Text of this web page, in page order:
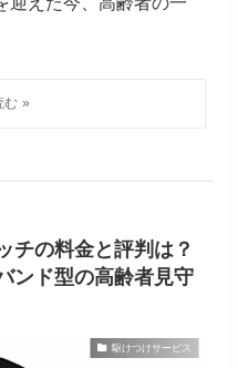
チの料金と評判は？
ンド型の高齢者見守
駆けつけサービス